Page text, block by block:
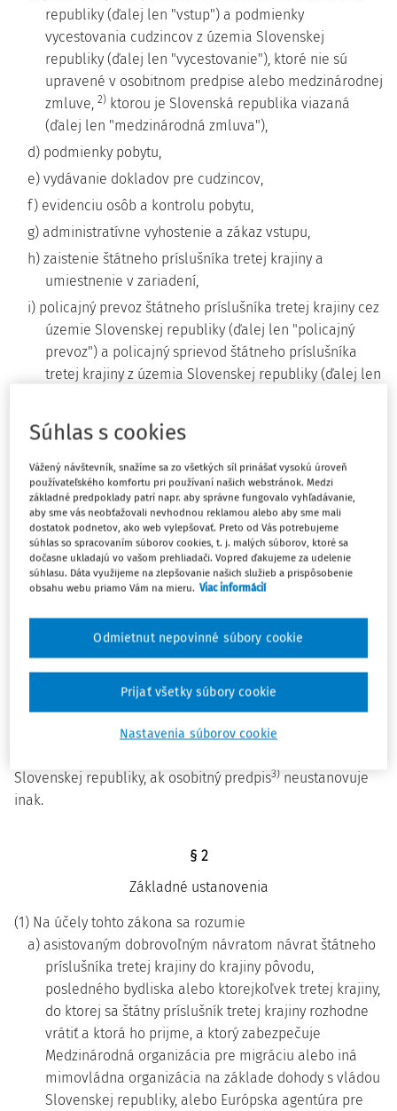
republiky (ďalej len "vstup") a podmienky
vycestovania cudzincov z územia Slovenskej
republiky (ďalej len "vycestovanie"), ktoré nie sú
upravené v osobitnom predpise alebo medzinárodnej
zmluve, 2) ktorou je Slovenská republika viazaná
(ďalej len "medzinárodná zmluva"),
d) podmienky pobytu,
e) vydávanie dokladov pre cudzincov,
f) evidenciu osôb a kontrolu pobytu,
g) administratívne vyhostenie a zákaz vstupu,
h) zaistenie štátneho príslušníka tretej krajiny a
umiestnenie v zariadení,
i) policajný prevoz štátneho príslušníka tretej krajiny cez
územie Slovenskej republiky (ďalej len "policajný
prevoz") a policajný sprievod štátneho príslušníka
tretej krajiny z územia Slovenskej republiky (ďalej len
j) letecký tranzit štátneho príslušníka tretej krajiny cez
územie Slovenskej republiky (ďalej len "letecký
tranzit"),
k) práva a povinnosti osôb pri kontrole hraníc a pri
pobyte,
l) priestupky a iné správne delikty na úseku kontroly
hraníc a pobytu.
o udelenie medzinárodnej ochrany na území Slovenskej
republiky (ďalej len "žiadosť o udelenie medzinárodnej
republiky, bola udelená doplnková ochrana na území
Slovenskej republiky, ktorí požiadali o poskytnutie
dočasného útočiska na území Slovenskej republiky alebo
Slovenskej republiky, ak osobitný predpis3) neustanovuje
inak.
§ 2
Základné ustanovenia
(1) Na účely tohto zákona sa rozumie
a) asistovaným dobrovoľným návratom návrat štátneho
príslušníka tretej krajiny do krajiny pôvodu,
posledného bydliska alebo ktorejkoľvek tretej krajiny,
do ktorej sa štátny príslušník tretej krajiny rozhodne
vrátiť a ktorá ho prijme, a ktorý zabezpečuje
Medzinárodná organizácia pre migráciu alebo iná
mimovládna organizácia na základe dohody s vládou
Slovenskej republiky, alebo Európska agentúra pre
Súhlas s cookies
Vážený návštevník, snažíme sa zo všetkých síl prinášať vysokú úroveň
používateľského komfortu pri používaní našich webstránok. Medzi
základné predpoklady patrí napr. aby správne fungovalo vyhľadávanie,
aby sme vás neobťažovali nevhodnou reklamou alebo aby sme mali
dostatok podnetov, ako web vylepšovať. Preto od Vás potrebujeme
súhlas so spracovaním súborov cookies, t. j. malých súborov, ktoré sa
dočasne ukladajú vo vašom prehliadači. Vopred ďakujeme za udelenie
súhlasu. Dáta využijeme na zlepšovanie našich služieb a prispôsobenie
obsahu webu priamo Vám na mieru. Viac informácií
Nastavenia súborov cookie
Odmietnut nepovinné súbory cookie
Prijať všetky súbory cookie